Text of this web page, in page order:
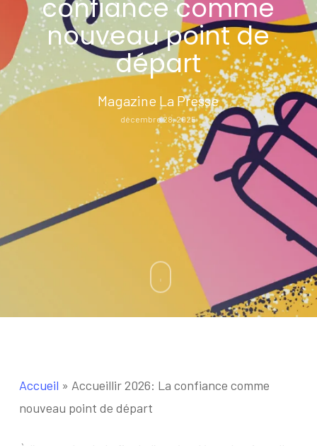
confiance comme
nouveau point de
départ
Magazine La Presse
décembre 28, 2025
Accueil » Accueillir 2026: La confiance comme
nouveau point de départ